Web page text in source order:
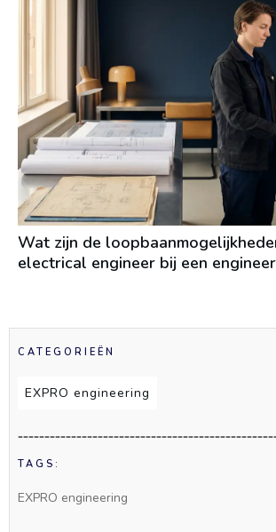
Wat zijn de
electrical engineer bij een
CATEGORIEËN
EXPRO engineering
TAGS:
EXPRO engineering